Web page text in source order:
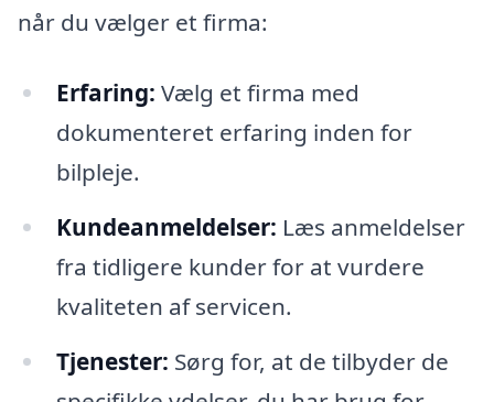
når du vælger et firma:
Erfaring: Vælg et firma med
dokumenteret erfaring inden for
bilpleje.
Kundeanmeldelser: Læs anmeldelser
fra tidligere kunder for at vurdere
kvaliteten af servicen.
Tjenester: Sørg for, at de tilbyder de